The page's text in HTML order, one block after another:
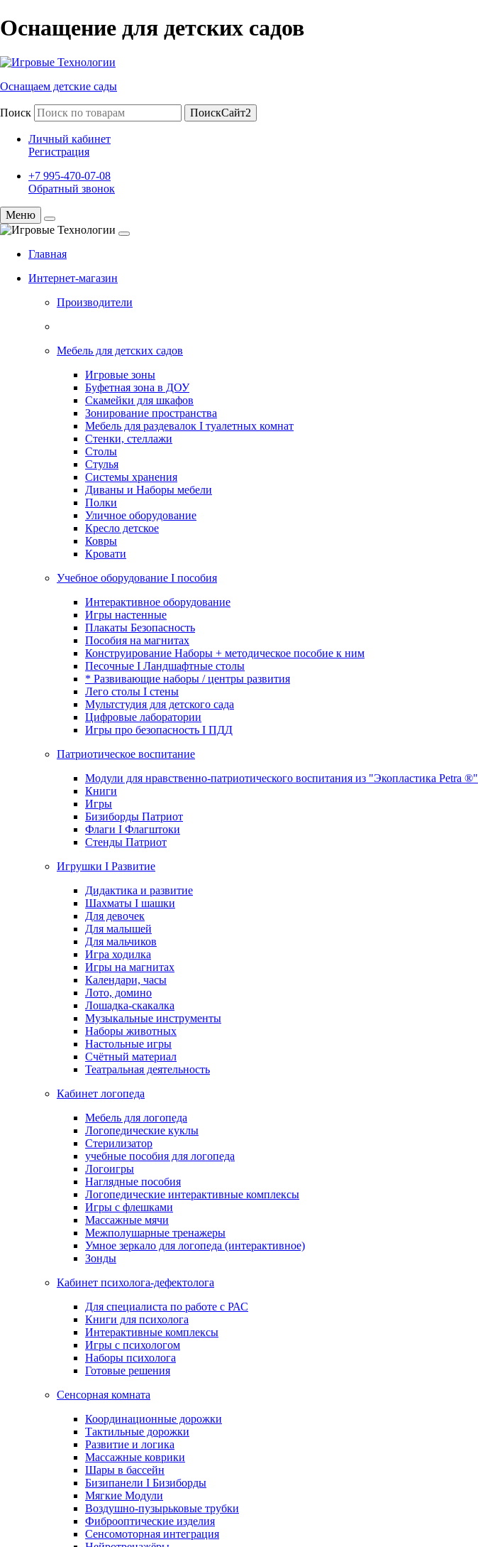
Оснащение для детских садов
Оснащаем детские сады
Поиск ПоискСайт2
Личный кабинет
Регистрация
+7 995-470-07-08
Обратный звонок
Меню
Главная
Интернет-магазин
Производители
Мебель для детских садов
Игровые зоны
Буфетная зона в ДОУ
Скамейки для шкафов
Зонирование пространства
Мебель для раздевалок I туалетных комнат
Стенки, стеллажи
Столы
Стулья
Системы хранения
Диваны и Наборы мебели
Полки
Уличное оборудование
Кресло детское
Ковры
Кровати
Учебное оборудование I пособия
Интерактивное оборудование
Игры настенные
Плакаты Безопасность
Пособия на магнитах
Конструирование Наборы + методическое пособие к ним
Песочные I Ландшафтные столы
* Развивающие наборы / центры развития
Лего столы I стены
Мультстудия для детского сада
Цифровые лаборатории
Игры про безопасность I ПДД
Патриотическое воспитание
Модули для нравственно-патриотического воспитания из "Экопластика Petra ®"
Книги
Игры
Бизиборды Патриот
Флаги I Флагштоки
Стенды Патриот
Игрушки I Развитие
Дидактика и развитие
Шахматы I шашки
Для девочек
Для малышей
Для мальчиков
Игра ходилка
Игры на магнитах
Календари, часы
Лото, домино
Лошадка-скакалка
Музыкальные инструменты
Наборы животных
Настольные игры
Счётный материал
Театральная деятельность
Кабинет логопеда
Мебель для логопеда
Логопедические куклы
Стерилизатор
учебные пособия для логопеда
Логоигры
Наглядные пособия
Логопедические интерактивные комплексы
Игры с флешками
Массажные мячи
Межполушарные тренажеры
Умное зеркало для логопеда (интерактивное)
Зонды
Кабинет психолога-дефектолога
Для специалиста по работе с РАС
Книги для психолога
Интерактивные комплексы
Игры с психологом
Наборы психолога
Готовые решения
Сенсорная комната
Координационные дорожки
Тактильные дорожки
Развитие и логика
Массажные коврики
Шары в бассейн
Бизипанели I Бизиборды
Мягкие Модули
Воздушно-пузырьковые трубки
Фиброоптические изделия
Сенсомоторная интеграция